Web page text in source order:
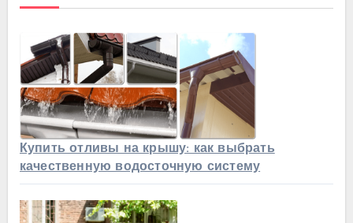
Купить отливы на крышу: как выбрать
качественную водосточную систему